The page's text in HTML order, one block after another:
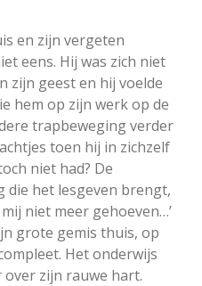
en zijn vergeten
eens. Hij was zich niet
zijn geest en hij voelde
hem op zijn werk op de
trapbeweging verder
toen hij in zichzelf
niet had? De
die het lesgeven brengt,
niet meer gehoeven…’
grote gemis thuis, op
Het onderwijs
over zijn rauwe hart.